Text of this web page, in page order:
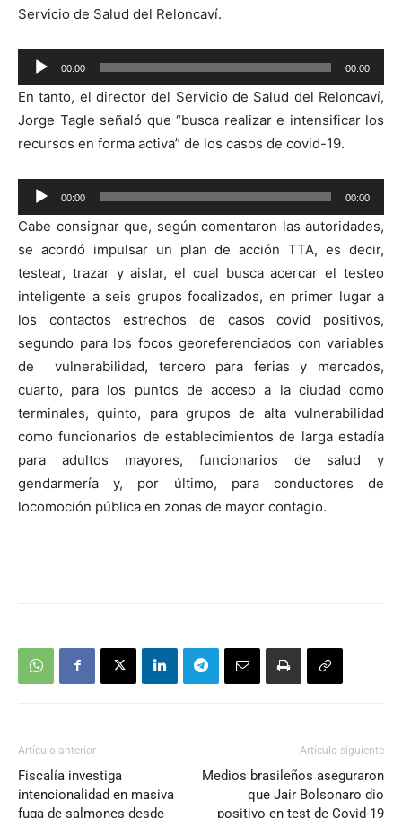
Servicio de Salud del Reloncaví.
Reproductor
de
audio
00:00 00:00
En tanto, el director del Servicio de Salud del Reloncaví,
Jorge Tagle señaló que “busca realizar e intensificar los
recursos en forma activa” de los casos de covid-19.
Reproductor
de
audio
00:00 00:00
Cabe consignar que, según comentaron las autoridades,
se acordó impulsar un plan de acción TTA, es decir,
testear, trazar y aislar, el cual busca acercar el testeo
inteligente a seis grupos focalizados, en primer lugar a
los contactos estrechos de casos covid positivos,
segundo para los focos georeferenciados con variables
de vulnerabilidad, tercero para ferias y mercados,
cuarto, para los puntos de acceso a la ciudad como
terminales, quinto, para grupos de alta vulnerabilidad
como funcionarios de establecimientos de larga estadía
para adultos mayores, funcionarios de salud y
gendarmería y, por último, para conductores de
locomoción pública en zonas de mayor contagio.
Artículo anterior
Fiscalía investiga
intencionalidad en masiva
fuga de salmones desde
Artículo siguiente
Medios brasileños aseguraron
que Jair Bolsonaro dio
positivo en test de Covid-19